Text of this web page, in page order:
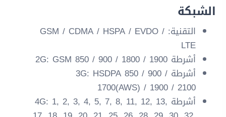
الشبكة
التقنية: GSM / CDMA / HSPA / EVDO /
LTE
أشرطة 2G: GSM 850 / 900 / 1800 / 1900
أشرطة 3G: HSDPA 850 / 900 /
1700(AWS) / 1900 / 2100
أشرطة 4G: 1, 2, 3, 4, 5, 7, 8, 11, 12, 13,